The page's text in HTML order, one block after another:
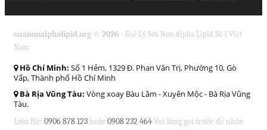
suanonalphalipid.org © 2026 - Đại Lý Sữa Non Alpha Lipid Số 1 Việt
Nam
Hồ Chí Minh: Số 1 Hẻm, 1329 Đ. Phan Văn Trị, Phường 10, Gò
Vấp, Thành phố Hồ Chí Minh
Bà Rịa Vũng Tàu: Vòng xoay Bàu Lâm - Xuyên Mộc - Bà Rịa Vũng
Tàu.
Liên Hệ: 0906 878 123 hoặc0908 232 464Vui lòng gọi trước để nhận